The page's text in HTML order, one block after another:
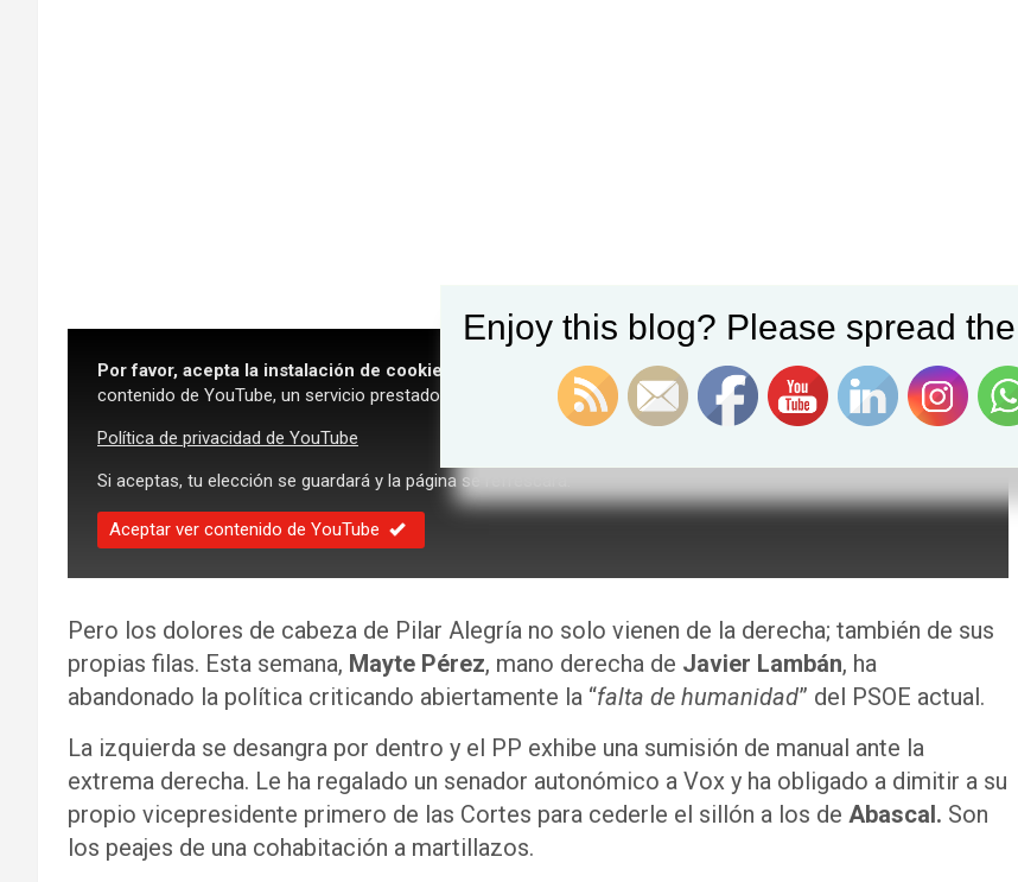
Por favor, acepta la instalación de cookies de YouTube para ver este vídeo.Al aceptar podrás acceder a
contenido de YouTube, un servicio prestado por un tercero.
Política de privacidad de YouTube
Si aceptas, tu elección se guardará y la página se refrescará.
Aceptar ver contenido de YouTube
Pero los dolores de cabeza de Pilar Alegría no solo vienen de la derecha; también de sus
propias filas. Esta semana, Mayte Pérez, mano derecha de Javier Lambán, ha
abandonado la política criticando abiertamente la “falta de humanidad” del PSOE actual.
La izquierda se desangra por dentro y el PP exhibe una sumisión de manual ante la
extrema derecha. Le ha regalado un senador autonómico a Vox y ha obligado a dimitir a su
propio vicepresidente primero de las Cortes para cederle el sillón a los de Abascal. Son
los peajes de una cohabitación a martillazos.
Enjoy this blog? Please spread